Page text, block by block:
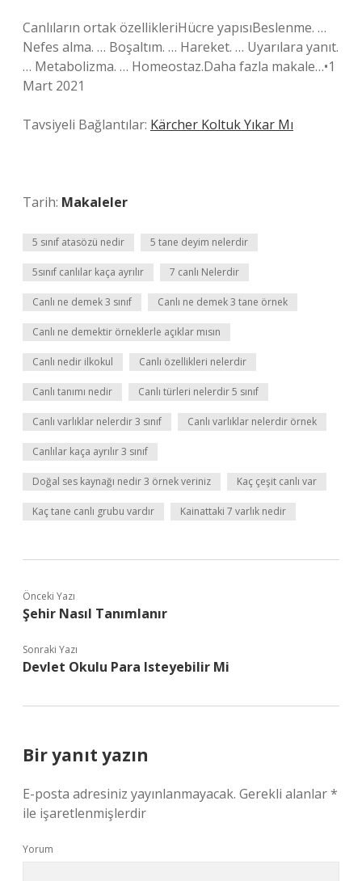
Canlıların ortak özellikleriHücre yapısıBeslenme. …
Nefes alma. … Boşaltım. … Hareket. … Uyarılara yanıt.
… Metabolizma. … Homeostaz.Daha fazla makale…•1
Mart 2021
Tavsiyeli Bağlantılar: Kärcher Koltuk Yıkar Mı
Tarih: Makaleler
5 sınıf atasözü nedir 5 tane deyim nelerdir
5sınıf canlılar kaça ayrılır 7 canlı Nelerdir
Canlı ne demek 3 sınıf Canlı ne demek 3 tane örnek
Canlı ne demektir örneklerle açıklar mısın
Canlı nedir ilkokul Canlı özellikleri nelerdir
Canlı tanımı nedir Canlı türleri nelerdir 5 sınıf
Canlı varlıklar nelerdir 3 sınıf Canlı varlıklar nelerdir örnek
Canlılar kaça ayrılır 3 sınıf
Doğal ses kaynağı nedir 3 örnek veriniz Kaç çeşit canlı var
Kaç tane canlı grubu vardır Kainattaki 7 varlık nedir
Önceki Yazı
Şehir Nasıl Tanımlanır
Sonraki Yazı
Devlet Okulu Para Isteyebilir Mi
Bir yanıt yazın
E-posta adresiniz yayınlanmayacak. Gerekli alanlar*
ile işaretlenmişlerdir
Yorum